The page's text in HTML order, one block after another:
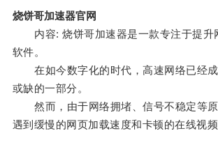
烧饼哥加速器官网
内容: 烧饼哥加速器是一款专注于提升
软件。
在如今数字化的时代，高速网络已经成
或缺的一部分。
然而，由于网络拥堵、信号不稳定等原
遇到缓慢的网页加载速度和卡顿的在线视频